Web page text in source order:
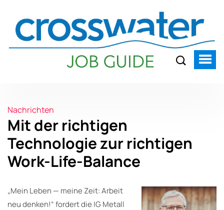
Nachrichten
Mit der richtigen
Technologie zur richtigen
Work-Life-Balance
„Mein Leben — meine Zeit: Arbeit
neu denken!“ fordert die IG Metall